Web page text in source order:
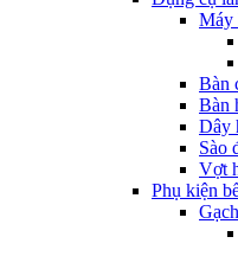
Máy
Bàn
Bàn
Dây
Sào
Vợt
Phụ kiện